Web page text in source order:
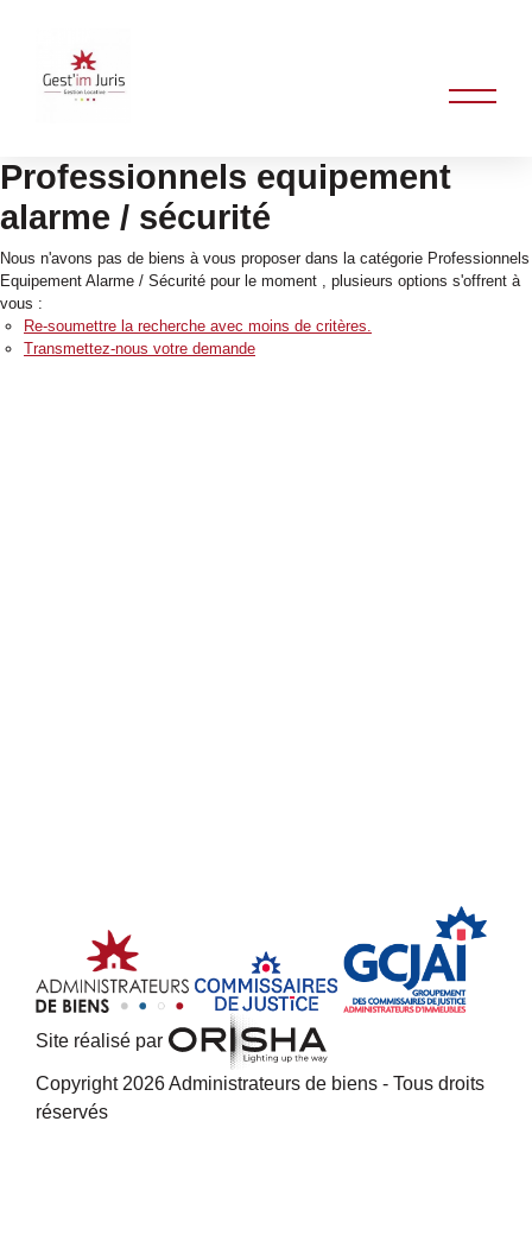
Professionnels equipement
alarme / sécurité
Nous n'avons pas de biens à vous proposer dans la catégorie Professionnels
Equipement Alarme / Sécurité pour le moment , plusieurs options s'offrent à
vous :
Re-soumettre la recherche avec moins de critères.
Transmettez-nous votre demande
Site réalisé par
Copyright 2026 Administrateurs de biens - Tous droits
réservés